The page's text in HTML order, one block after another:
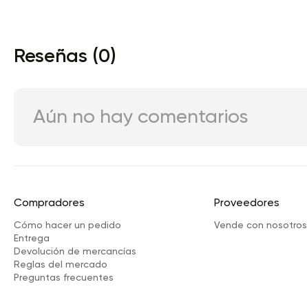
Reseñas (0)
Aún no hay comentarios
Compradores
Cómo hacer un pedido
Entrega
Devolución de mercancías
Reglas del mercado
Preguntas frecuentes
Proveedores
Vende con nosotros